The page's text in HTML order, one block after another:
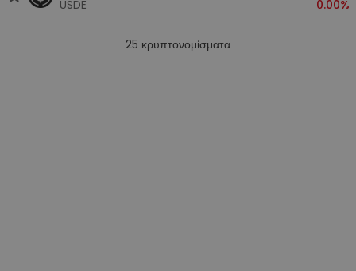
USDE
0.00%
25 κρυπτονομίσματα